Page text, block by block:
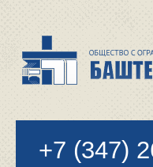
+7 (347)